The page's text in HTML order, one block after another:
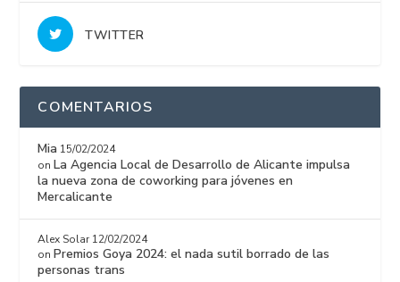
TWITTER
COMENTARIOS
Mia 15/02/2024
on La Agencia Local de Desarrollo de Alicante impulsa
la nueva zona de coworking para jóvenes en
Mercalicante
Alex Solar 12/02/2024
on Premios Goya 2024: el nada sutil borrado de las
personas trans